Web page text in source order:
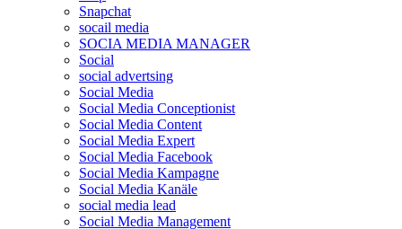
Snapchat
socail media
SOCIA MEDIA MANAGER
Social
social advertsing
Social Media
Social Media Conceptionist
Social Media Content
Social Media Expert
Social Media Facebook
Social Media Kampagne
Social Media Kanäle
social media lead
Social Media Management